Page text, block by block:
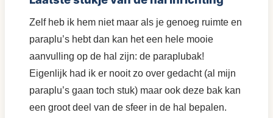
Zelf heb ik hem niet maar als je genoeg ruimte en
paraplu’s hebt dan kan het een hele mooie
aanvulling op de hal zijn: de paraplubak!
Eigenlijk had ik er nooit zo over gedacht (al mijn
paraplu’s gaan toch stuk) maar ook deze bak kan
een groot deel van de sfeer in de hal bepalen.